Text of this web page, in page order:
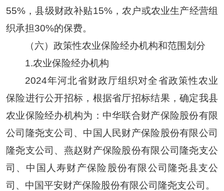
55%，县级财政补贴15%，农户或农业生产经营组
织承担30%的保费。
（六）政策性农业保险经办机构和范围划分
1.农业保险经办机构
2024年河北省财政厅组织对全省政策性农业
保险进行公开招标，根据省厅招标结果，确定我县
农业保险经办机构为：中华联合财产保险股份有限
公司隆尧支公司、中国人民财产保险股份有限公司
隆尧支公司、燕赵财产保险股份有限公司隆尧支公
司、中国人寿财产保险股份有限公司隆尧县支公
司、中国平安财产保险股份有限公司隆尧支公司。